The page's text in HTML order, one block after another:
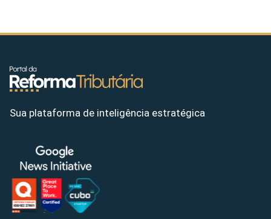
Sua plataforma de inteligência estratégica